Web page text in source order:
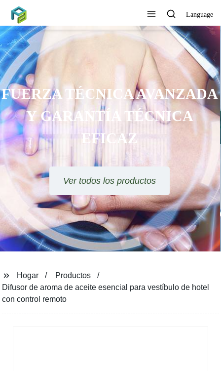
Language
SE OFRECE ORIENTACIÓN
TÉCNICA Y SOLUCIÓN DE
PROYECTOS
Ver todos los productos
Hogar
Productos
Difusor de aroma de aceite esencial para vestíbulo de hotel
con control remoto